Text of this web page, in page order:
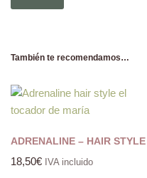
También te recomendamos…
ADRENALINE – HAIR STYLE
18,50€ IVA incluido